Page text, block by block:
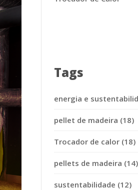
Tags
energia e
pellet de madeira (18)
Trocador de calor (18)
pellets de madeira (14)
sustentabilidade (12)